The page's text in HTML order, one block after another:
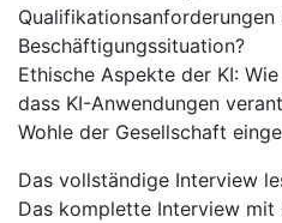
Qualifikationsanforderungen
Beschäftigungssituation?
Ethische Aspekte der KI:
dass KI-Anwendungen
Wohle der Gesellschaft
Das vollständige Interview
Das komplette Interview mit